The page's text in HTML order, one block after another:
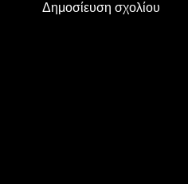
Δημοσίευση σχολίου